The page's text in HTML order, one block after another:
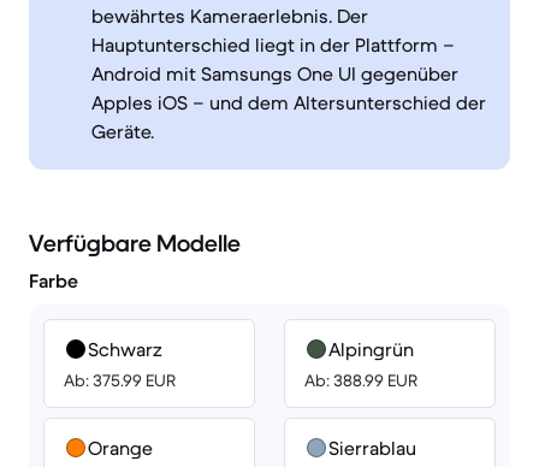
bewährtes Kameraerlebnis. Der
Hauptunterschied liegt in der Plattform –
Android mit Samsungs One UI gegenüber
Apples iOS – und dem Altersunterschied der
Geräte.
Verfügbare Modelle
Farbe
Schwarz
Ab: 375.99 EUR
Orange
Alpingrün
Ab: 388.99 EUR
Sierrablau